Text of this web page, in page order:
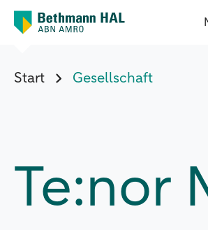
Start Gesellschaft
Te:nor